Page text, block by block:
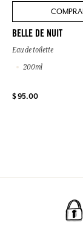
BELLE DE NUIT
Eau de toilette
200ml
$ 95.00